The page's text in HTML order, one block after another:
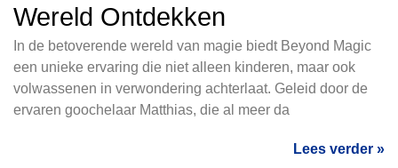
Wereld Ontdekken
In de betoverende wereld van magie biedt Beyond Magic
een unieke ervaring die niet alleen kinderen, maar ook
volwassenen in verwondering achterlaat. Geleid door de
ervaren goochelaar Matthias, die al meer da
Lees verder »